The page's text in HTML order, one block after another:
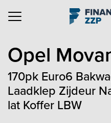
Navigation
Opel
170pk Euro6
Laadklep Zijdeur
lat Koffer LBW